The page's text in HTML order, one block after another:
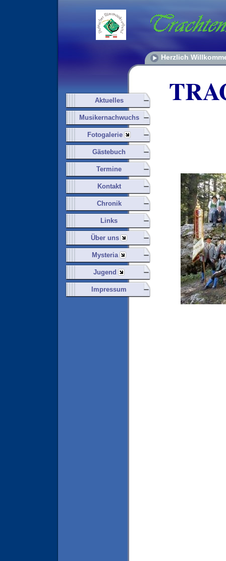
Herzlich
Aktuelles
Musikernachwuchs
Fotogalerie
Gästebuch
Termine
Kontakt
Chronik
Links
Über uns
Mysteria
Jugend
Impressum